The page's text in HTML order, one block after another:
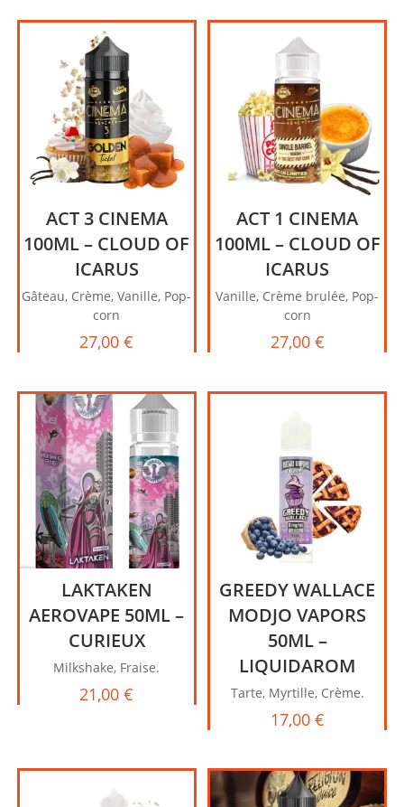
ACT 3 CINEMA
100ML – CLOUD OF
ICARUS
Gâteau, Crème, Vanille, Pop-
corn
27,00€
ACT 1 CINEMA
100ML – CLOUD OF
ICARUS
Vanille, Crème brulée, Pop-
corn
27,00 €
LAKTAKEN
AEROVAPE 50ML –
CURIEUX
Milkshake, Fraise.
21,00€
GREEDY WALLACE
MODJO VAPORS
50ML –
LIQUIDAROM
Tarte, Myrtille, Crème.
17,00 €